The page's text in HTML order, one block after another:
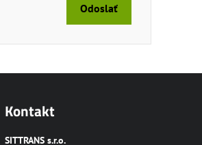
Odoslať
Kontakt
SITTRANS s.r.o.